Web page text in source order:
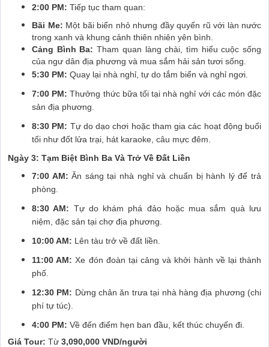
2:00 PM: Tiếp tục tham quan:
Bãi Me: Một bãi biển nhỏ nhưng đầy quyến rũ với làn nước
trong xanh và khung cảnh thiên nhiên yên bình.
Cảng Bình Ba: Tham quan làng chài, tìm hiểu cuộc sống
của ngư dân địa phương và mua sắm hải sản tươi sống.
5:30 PM: Quay lại nhà nghỉ, tự do tắm biển và nghỉ ngơi.
7:00 PM: Thưởng thức bữa tối tại nhà nghỉ với các món đặc
sản địa phương.
8:30 PM: Tự do dạo chơi hoặc tham gia các hoạt động buổi
tối như đốt lửa trại, hát karaoke, câu mực đêm.
Ngày 3: Tạm Biệt Bình Ba Và Trở Về Đất Liền
7:00 AM: Ăn sáng tại nhà nghỉ và chuẩn bị hành lý để trả
phòng.
8:30 AM: Tự do khám phá đảo hoặc mua sắm quà lưu
niệm, đặc sản tại chợ địa phương.
10:00 AM: Lên tàu trở về đất liền.
11:00 AM: Xe đón đoàn tại cảng và khởi hành về lại thành
phố.
12:30 PM: Dừng chân ăn trưa tại nhà hàng địa phương (chi
phí tự túc).
4:00 PM: Về đến điểm hẹn ban đầu, kết thúc chuyến đi.
Giá Tour: Từ 3,090,000 VND/người